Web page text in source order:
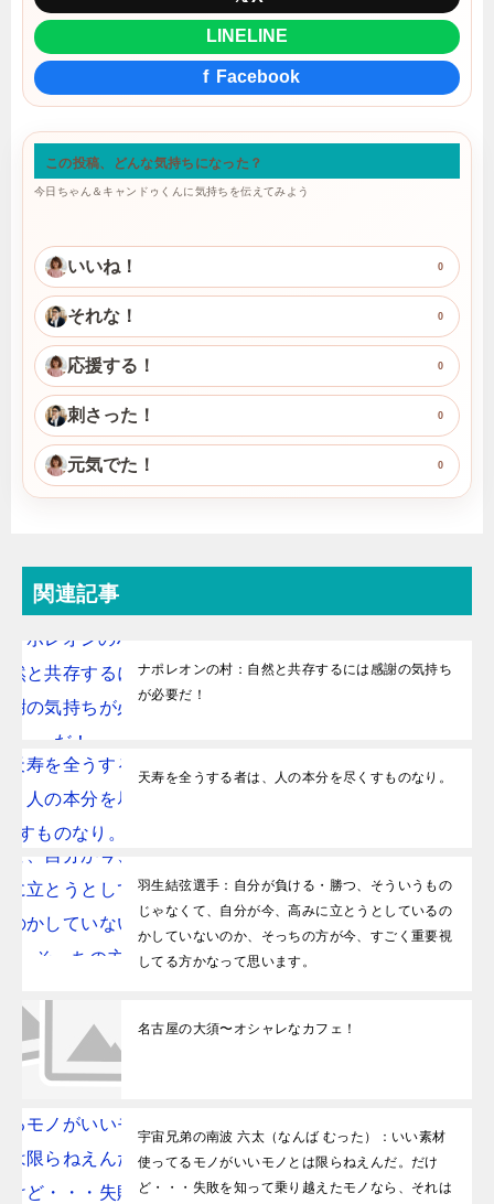
LINE LINE
f Facebook
この投稿、どんな気持ちになった？
今日ちゃん＆キャンドゥくんに気持ちを伝えてみよう
いいね！ 0
それな！ 0
応援する！ 0
刺さった！ 0
元気でた！ 0
関連記事
ナポレオンの村：自然と共存するには感謝の気持ち
が必要だ！
天寿を全うする者は、人の本分を尽くすものなり。
羽生結弦選手：自分が負ける・勝つ、そういうもの
じゃなくて、自分が今、高みに立とうとしているの
かしていないのか、そっちの方が今、すごく重要視
してる方かなって思います。
名古屋の大須〜オシャレなカフェ！
宇宙兄弟の南波 六太（なんば むった）：いい素材
使ってるモノがいいモノとは限らねえんだ。だけ
ど・・・失敗を知って乗り越えたモノなら、それは